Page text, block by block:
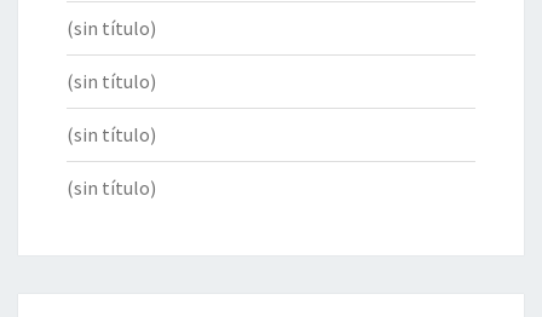
(sin título)
(sin título)
(sin título)
(sin título)